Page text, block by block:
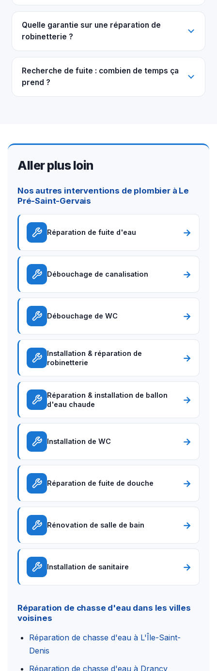
Quelle garantie sur une réparation de
robinetterie ?
Recherche de fuite : combien de temps ça
prend ?
Aller plus loin
Nos autres interventions de plombier à Le
Pré-Saint-Gervais
Réparation de fuite d'eau →
Débouchage de canalisation →
Débouchage de WC →
Installation & réparation de
robinetterie
→
Réparation & installation de ballon
d'eau chaude
→
Installation de WC →
Réparation de fuite de douche →
Rénovation de salle de bain →
Installation de sanitaire →
Réparation de chasse d'eau dans les villes
voisines
Réparation de chasse d'eau à L'Île-Saint-
Denis
Réparation de chasse d'eau à Drancy